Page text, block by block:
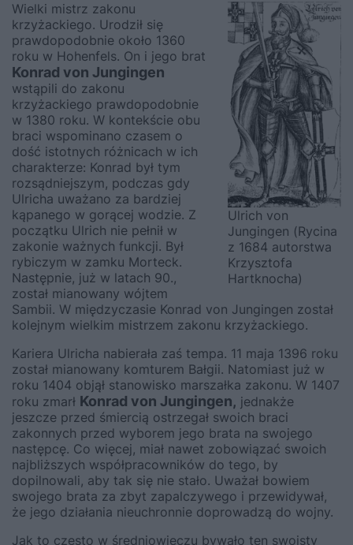
Ulrich von
Jungingen (Rycina
z 1684 autorstwa
Krzysztofa
Hartknocha)
Wielki mistrz zakonu
krzyżackiego. Urodził się
prawdopodobnie około 1360
roku w Hohenfels. On i jego brat
Konrad von Jungingen
wstąpili do zakonu
krzyżackiego prawdopodobnie
w 1380 roku. W kontekście obu
braci wspominano czasem o
dość istotnych różnicach w ich
charakterze: Konrad był tym
rozsądniejszym, podczas gdy
Ulricha uważano za bardziej
kąpanego w gorącej wodzie. Z
początku Ulrich nie pełnił w
zakonie ważnych funkcji. Był
rybiczym w zamku Morteck.
Następnie, już w latach 90.,
został mianowany wójtem
Sambii. W międzyczasie Konrad von Jungingen został
kolejnym wielkim mistrzem zakonu krzyżackiego.
Kariera Ulricha nabierała zaś tempa. 11 maja 1396 roku
został mianowany komturem Bałgii. Natomiast już w
roku 1404 objął stanowisko marszałka zakonu. W 1407
roku zmarł Konrad von Jungingen, jednakże
jeszcze przed śmiercią ostrzegał swoich braci
zakonnych przed wyborem jego brata na swojego
następcę. Co więcej, miał nawet zobowiązać swoich
najbliższych współpracowników do tego, by
dopilnowali, aby tak się nie stało. Uważał bowiem
swojego brata za zbyt zapalczywego i przewidywał,
że jego działania nieuchronnie doprowadzą do wojny.
Jak to często w średniowieczu bywało ten swoisty